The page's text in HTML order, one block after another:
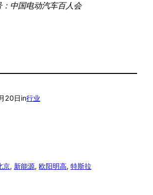
中国电动汽车百人会
20日in行业
京, 新能源, 欧阳明高, 特斯拉